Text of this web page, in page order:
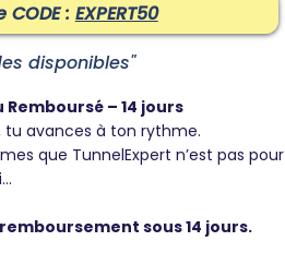
: EXPERT50
disponibles"
– 14 jours
avances à ton rythme.
que TunnelExpert n’est pas pour
sous 14 jours.